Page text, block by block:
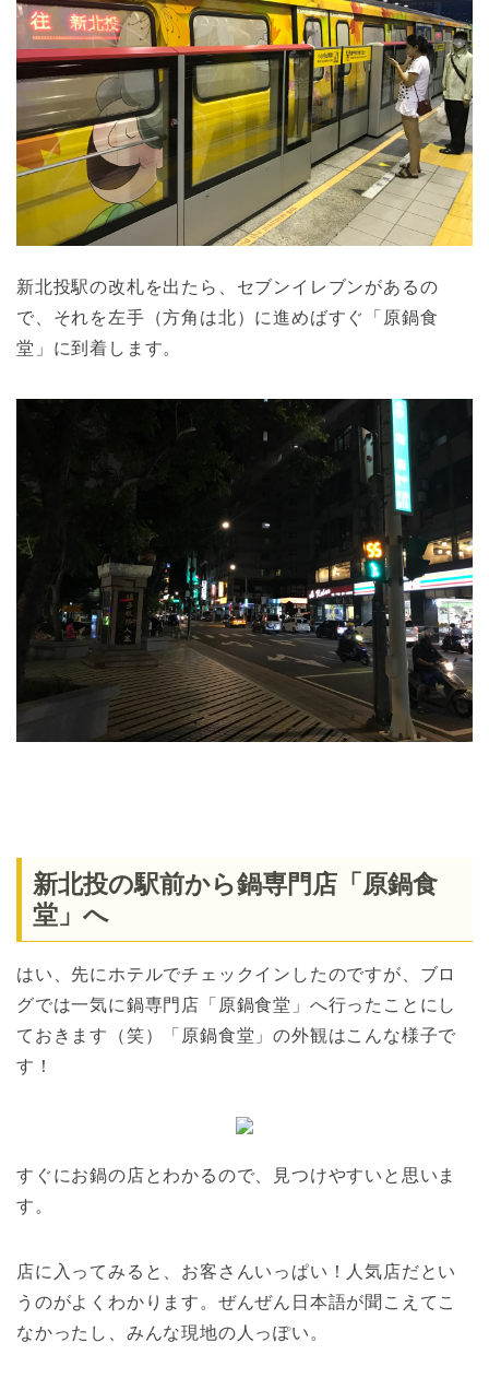
新北投駅の改札を出たら、セブンイレブンがあるの
で、それを左手（方角は北）に進めばすぐ「原鍋食
堂」に到着します。
新北投の駅前から鍋専門店「原鍋食
堂」へ
はい、先にホテルでチェックインしたのですが、ブロ
グでは一気に鍋専門店「原鍋食堂」へ行ったことにし
ておきます（笑）「原鍋食堂」の外観はこんな様子で
す！
すぐにお鍋の店とわかるので、見つけやすいと思いま
す。
店に入ってみると、お客さんいっぱい！人気店だとい
うのがよくわかります。ぜんぜん日本語が聞こえてこ
なかったし、みんな現地の人っぽい。